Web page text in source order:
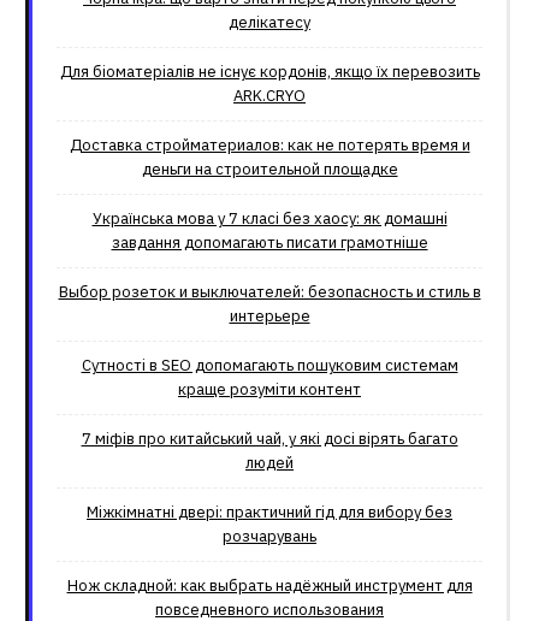
делікатесу
Для біоматеріалів не існує кордонів, якщо їх перевозить
ARK.CRYO
Доставка стройматериалов: как не потерять время и
деньги на строительной площадке
Українська мова у 7 класі без хаосу: як домашні
завдання допомагають писати грамотніше
Выбор розеток и выключателей: безопасность и стиль в
интерьере
Сутності в SEO допомагають пошуковим системам
краще розуміти контент
7 міфів про китайський чай, у які досі вірять багато
людей
Міжкімнатні двері: практичний гід для вибору без
розчарувань
Нож складной: как выбрать надёжный инструмент для
повседневного использования